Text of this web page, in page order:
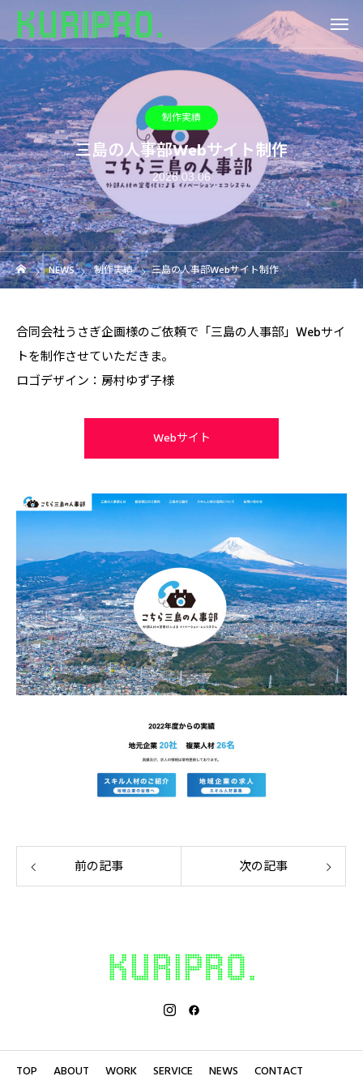
制作実績
三島の人事部Webサイト制作
2026.03.06
NEWS 制作実績 三島の人事部Webサイト制作
合同会社うさぎ企画様のご依頼で「三島の人事部」Webサイ
トを制作させていただきま。
ロゴデザイン：房村ゆず子様
Webサイト
前の記事 次の記事
TOP ABOUT WORK SERVICE NEWS CONTACT